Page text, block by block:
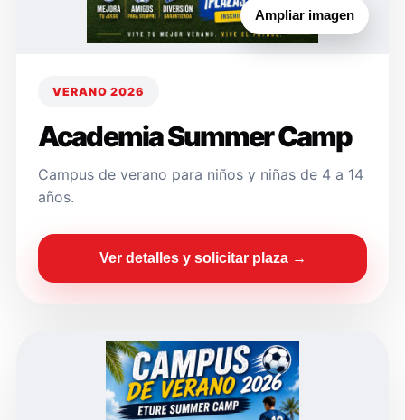
Ampliar imagen
VERANO 2026
Academia Summer Camp
Campus de verano para niños y niñas de 4 a 14
años.
Ver detalles y solicitar plaza →